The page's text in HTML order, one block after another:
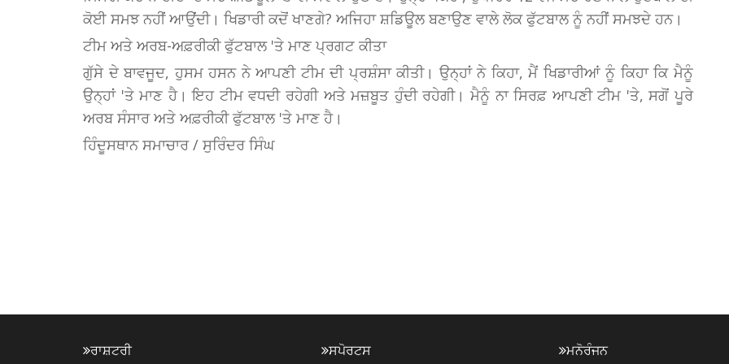
ਕੋਈ ਸਮਝ ਨਹੀਂ ਆਉਂਦੀ। ਖਿਡਾਰੀ ਕਦੋਂ ਖਾਣਗੇ? ਅਜਿਹਾ ਸ਼ਡਿਊਲ ਬਣਾਉਣ ਵਾਲੇ ਲੋਕ ਫੁੱਟਬਾਲ ਨੂੰ ਨਹੀਂ ਸਮਝਦੇ ਹਨ।
ਟੀਮ ਅਤੇ ਅਰਬ-ਅਫ਼ਰੀਕੀ ਫੁੱਟਬਾਲ 'ਤੇ ਮਾਣ ਪ੍ਰਗਟ ਕੀਤਾ
ਗੁੱਸੇ ਦੇ ਬਾਵਜੂਦ, ਹੁਸਮ ਹਸਨ ਨੇ ਆਪਣੀ ਟੀਮ ਦੀ ਪ੍ਰਸ਼ੰਸਾ ਕੀਤੀ। ਉਨ੍ਹਾਂ ਨੇ ਕਿਹਾ, ਮੈਂ ਖਿਡਾਰੀਆਂ ਨੂੰ ਕਿਹਾ ਕਿ ਮੈਨੂੰ
ਉਨ੍ਹਾਂ 'ਤੇ ਮਾਣ ਹੈ। ਇਹ ਟੀਮ ਵਧਦੀ ਰਹੇਗੀ ਅਤੇ ਮਜ਼ਬੂਤ ਹੁੰਦੀ ਰਹੇਗੀ। ਮੈਨੂੰ ਨਾ ਸਿਰਫ਼ ਆਪਣੀ ਟੀਮ 'ਤੇ, ਸਗੋਂ ਪੂਰੇ
ਅਰਬ ਸੰਸਾਰ ਅਤੇ ਅਫ਼ਰੀਕੀ ਫੁੱਟਬਾਲ 'ਤੇ ਮਾਣ ਹੈ।
ਹਿੰਦੂਸਥਾਨ ਸਮਾਚਾਰ / ਸੁਰਿੰਦਰ ਸਿੰਘ
ਰਾਸ਼ਟਰੀ ਸਪੋਰਟਸ ਮਨੋਰੰਜਨ